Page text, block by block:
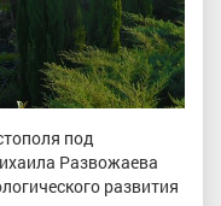
под
Развожаева
развития